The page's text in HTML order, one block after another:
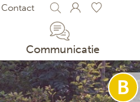
te klikken.
Contact
Communicatie